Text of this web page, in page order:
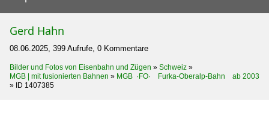
Gerd Hahn
08.06.2025, 399 Aufrufe, 0 Kommentare
Bilder und Fotos von Eisenbahn und Zügen » Schweiz »
MGB | mit fusionierten Bahnen » MGB ·FO· Furka-Oberalp-Bahn ab 2003
» ID 1407385